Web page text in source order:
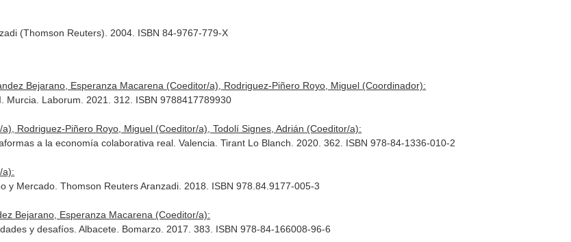
(Thomson Reuters). 2004. ISBN 84-9767-779-X
Bejarano, Esperanza Macarena (Coeditor/a), Rodriguez-Piñero Royo, Miguel (Coordinador):
Murcia. Laborum. 2021. 312. ISBN 9788417789930
Rodriguez-Piñero Royo, Miguel (Coeditor/a), Todolí Signes, Adrián (Coeditor/a):
a la economía colaborativa real. Valencia. Tirant Lo Blanch. 2020. 362. ISBN 978-84-1336-010-2
a):
y Mercado. Thomson Reuters Aranzadi. 2018. ISBN 978.84.9177-005-3
Bejarano, Esperanza Macarena (Coeditor/a):
y desafíos. Albacete. Bomarzo. 2017. 383. ISBN 978-84-166008-96-6